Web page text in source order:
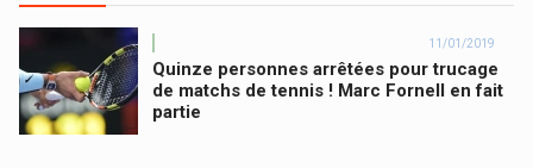
11/01/2019
Quinze personnes arrêtées pour trucage
de matchs de tennis ! Marc Fornell en fait
partie